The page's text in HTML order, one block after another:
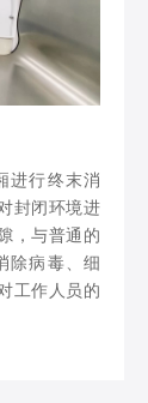
进行终末消
封闭环境进
，与普通的
除病毒、细
工作人员的